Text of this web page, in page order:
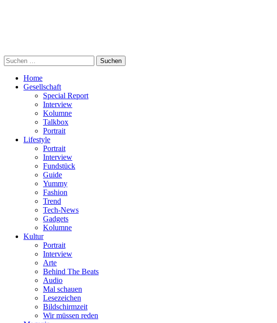
Suchen
nach:
Home
Gesellschaft
Special Report
Interview
Kolumne
Talkbox
Portrait
Lifestyle
Portrait
Interview
Fundstück
Guide
Yummy
Fashion
Trend
Tech-News
Gadgets
Kolumne
Kultur
Portrait
Interview
Arte
Behind The Beats
Audio
Mal schauen
Lesezeichen
Bildschirmzeit
Wir müssen reden